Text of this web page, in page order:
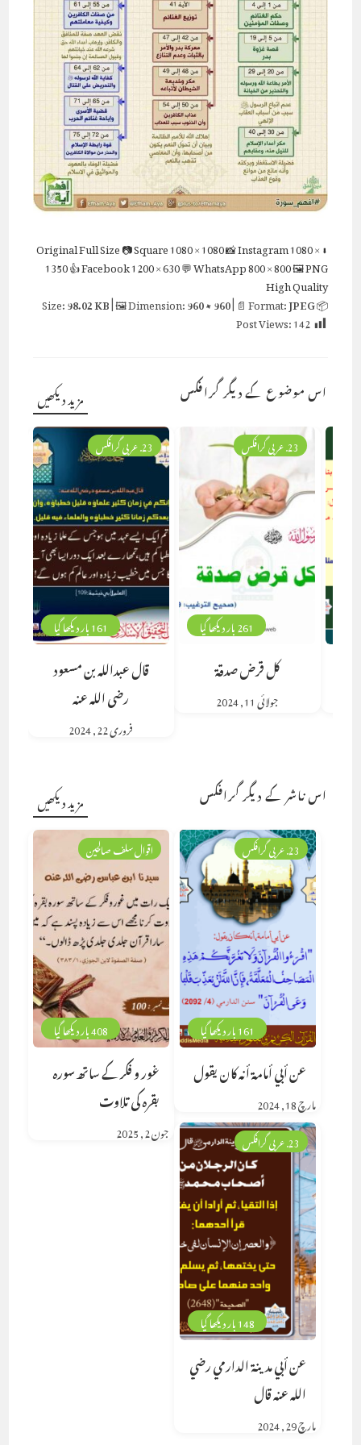
⬇ Original
Full Size📷 Square1080 × 1080📸 Instagram1080 ×
1350👍 Facebook1200 × 630💬 WhatsApp800 × 800🖼 PNG
High Quality
📦 Size:
98.02 KB| 🖼 Dimension:960 × 960| 📄 Format:JPEG
Post Views:142
اس موضوع کے دیگر گرافکس مزید دیکھیں
261 بار دیکھا گیا
23. عربی گرافکس
كل قرض صدقة
جولائی 11, 2024
161 بار دیکھا گیا
23. عربی گرافکس
قال عبدالله بن مسعود
رضى الله عنه
فروری 22, 2024
اس ناشر کے دیگر گرافکس مزید دیکھیں
408 بار دیکھا گیا
اقوال سلف صالحین
غور و فکر کے ساتھ سورہ
بقرہ کی تلاوت
جون 2, 2025
161 بار دیکھا گیا
23. عربی گرافکس
عن أبي أمامة أنه كان يقول
مارچ 18, 2024
148 بار دیکھا گیا
23. عربی گرافکس
عن أبي مدينة الدارمي رضي
الله عنه قال
مارچ 29, 2024